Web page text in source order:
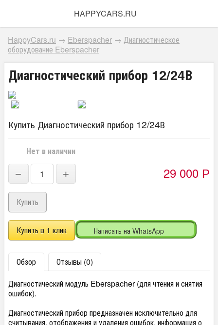
HAPPYCARS.RU
HappyCars.ru → Eberspacher → Диагностическое
оборудование Eberspacher
Диагностический прибор 12/24В
Купить Диагностический прибор 12/24В
Нет в наличии
− + 29 000 Р
Написать на WhatsApp
Обзор
Отзывы (0)
Диагностический модуль Eberspacher (для чтения и снятия
ошибок).
Диагностический прибор предназначен исключительно для
считывания, отображения и удаления ошибок, информация о